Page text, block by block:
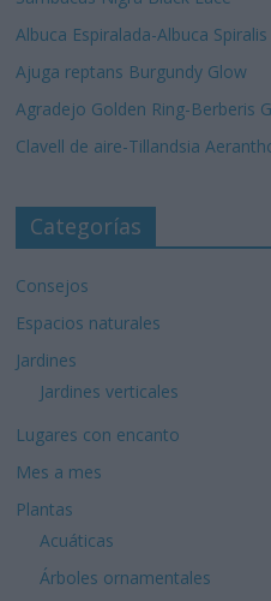
Albuca Espiralada-Albuca Spiralis
Ajuga reptans Burgundy Glow
Agradejo Golden Ring-Berberis
Clavell de aire-Tillandsia
Categorías
Consejos
Espacios naturales
Jardines
Jardines verticales
Lugares con encanto
Mes a mes
Plantas
Acuáticas
Árboles ornamentales